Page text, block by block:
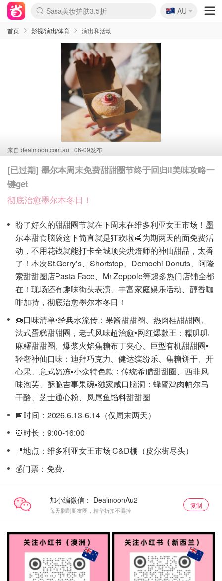
lululemon折扣上新
Sasa美妆护肤3.5折
SSENSE年中2.5折
FreshBeauty好价汇总
Cettire降价+叠9折
WWS Coles超市实拍
viagogo二手票捡漏
Myer折扣汇总
The Outnet奢牌1折起
David Jones 3折起
Flannels大牌1折
Perfumes Club护肤1折
AMIRO面罩$251
Amazon折扣汇总
eToro入金$200送$50
Amazon数码好物
ICONIC本周7.5折
ThedoubleF高奢地板价
Moose Knuckles 6折
EUFY摄像头$98
Selenichast首饰2折
Trip机票酒店促销
YSL送5件彩妆礼
Amazon家居好物
Amazon美妆护肤
雅漾大喷$8
过敏原检测盒$33
科颜氏高保湿面霜$29
SEALIFE海洋馆门票6折
丝塔芙大白罐$16
订阅Newsletter送香薰
Cult Beauty 6.8折
Harrods圣诞日历$525
LN-CC奢牌私促3折
d'Alba空姐喷雾$16
EVE LOM套装£56
Bernardelli独家4折
Adore Beauty 6折起
CT圣诞日历
Mytheresa奢品2.7折
Luxury Escapes 9折
Currentbody美容仪$881
MOON Garden Live
Roborock扫地机$649
Tingo Life水杯$24
Valentino官网5折
CR洗护套装$23
修丽可4件套$159
GANNI官网4.5折
Stylevana韩妆4折
Tessabit高奢8.5折
OGX洗发水$11
Amazon阿德莱德次日达
卡诗8.5折+赠礼
Philips Hue灯具8折
La Mer送8件礼值$529
🇦🇺
AU
首页 影视/演出/体育 演出和活动
来自 dealmoon.com.au 06-09发布
[已过期] 墨尔本周末免费甜甜圈节终于回归‼️美味攻略一
键get
彻底治愈墨尔本冬日！
盼了好久的甜甜圈节就在下周末在维多利亚女王市场！墨
尔本甜食脑袋这下简直就是狂欢啦🍯为期两天的面免费活
动，不用花钱就能打卡全城顶尖烘焙师的神仙甜品，太香
了！本次St.Gerry’s、Shortstop、Demochi Donuts、阿隆
索甜甜圈店Pasta Face、Mr Zeppole等超多热门店铺全都
在！现场还有趣味街头表演、丰富家庭娱乐活动、醇香咖
啡加持，彻底治愈墨尔本冬日！
🍩口味清单▪️经典永流传：果酱甜甜圈、热肉桂甜甜圈、
法式蛋糕甜甜圈，老式风味超治愈▪️网红爆款王：糯叽叽
麻糬甜甜圈、爆浆火焰焦糖布丁夹心、巨型有机甜甜圈▪️
轻奢神仙口味：迪拜巧克力、健达缤纷乐、焦糖饼干、开
心果、意式奶冻▪️小众特色款：传统希腊甜甜圈、西非风
味泡芙、酥脆吉事果碗▪️独家咸口脑洞：蜂蜜鸡肉帕尔马
干酪、芝士通心粉、凤尾鱼馅料甜甜圈
📅时间：2026.6.13-6.14（仅周末两天）
⏰时长：9:00-16:00
📍地点：维多利亚女王市场 C&D棚（皮尔街尽头）
💰门票：免费.
加小编微信：
每天刷刷朋友圈，精华折扣不漏掉
复制